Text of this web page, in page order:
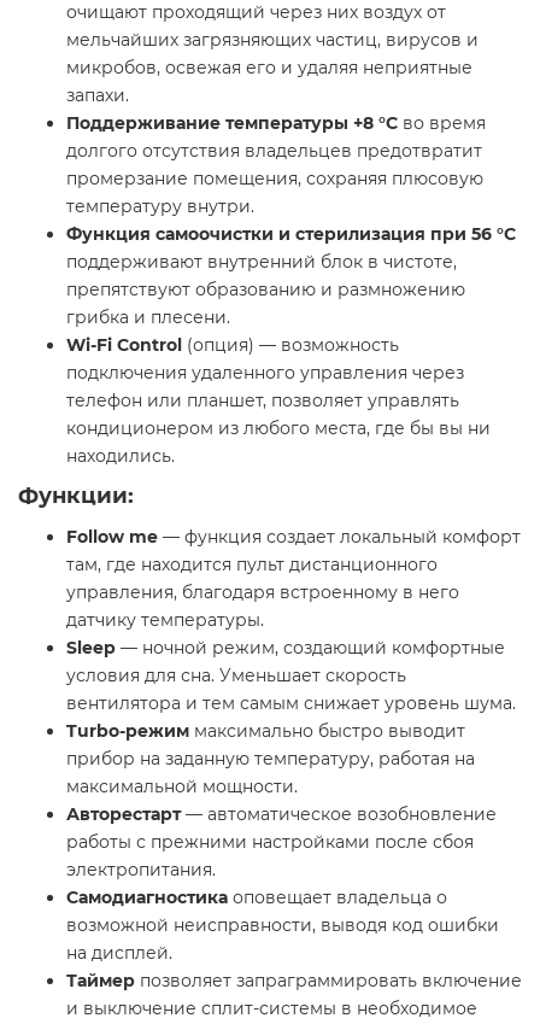
очищают проходящий через них воздух от
мельчайших загрязняющих частиц, вирусов и
микробов, освежая его и удаляя неприятные
запахи.
Поддерживание температуры +8 °С во время
долгого отсутствия владельцев предотвратит
промерзание помещения, сохраняя плюсовую
температуру внутри.
Функция самоочистки и стерилизация при 56 °С
поддерживают внутренний блок в чистоте,
препятствуют образованию и размножению
грибка и плесени.
Wi-Fi Control (опция) — возможность
подключения удаленного управления через
телефон или планшет, позволяет управлять
кондиционером из любого места, где бы вы ни
находились.
Функции:
Follow me — функция создает локальный комфорт
там, где находится пульт дистанционного
управления, благодаря встроенному в него
датчику температуры.
Sleep — ночной режим, создающий комфортные
условия для сна. Уменьшает скорость
вентилятора и тем самым снижает уровень шума.
Turbo-режим максимально быстро выводит
прибор на заданную температуру, работая на
максимальной мощности.
Авторестарт— автоматическое возобновление
работы с прежними настройками после сбоя
электропитания.
Самодиагностика оповещает владельца о
возможной неисправности, выводя код ошибки
на дисплей.
Таймер позволяет запраграммировать включение
и выключение сплит-системы в необходимое